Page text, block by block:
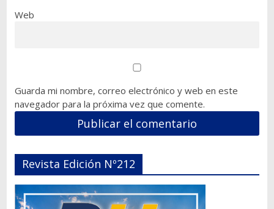
Web
Guarda mi nombre, correo electrónico y web en este
navegador para la próxima vez que comente.
Revista Edición Nº212